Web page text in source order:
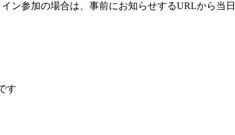
ン参加の場合は、事前にお知らせするURLから当
す